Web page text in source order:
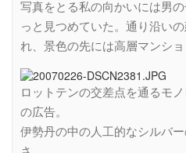
写真をとる私の向かいには男
っと見つめていた。通り沿い
れ、景色の先には高層マンショ
ロットテンの交差点を通るモ
の広告。
伊勢丹の中の人工的なシルバ